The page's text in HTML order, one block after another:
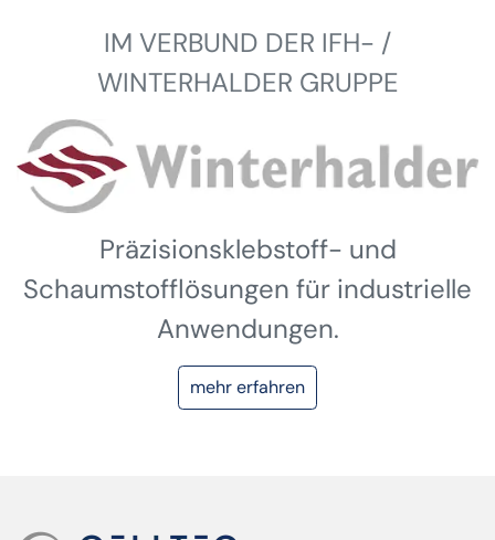
IM VERBUND DER IFH- /
WINTERHALDER GRUPPE
Winterhalder
Präzisionsklebstoff- und
Schaumstofflösungen für industrielle
Anwendungen.
mehr erfahren